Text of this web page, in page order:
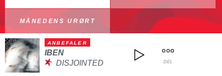
MÅNEDENS URØRT
ANBEFALER
IBEN
DISJOINTED
DEL